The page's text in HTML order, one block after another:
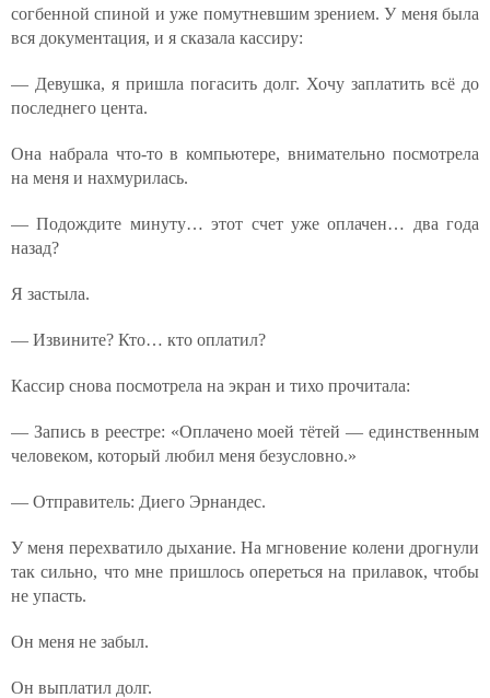
согбенной спиной и уже помутневшим зрением. У меня была
вся документация, и я сказала кассиру:
— Девушка, я пришла погасить долг. Хочу заплатить всё до
последнего цента.
Она набрала что-то в компьютере, внимательно посмотрела
на меня и нахмурилась.
— Подождите минуту… этот счет уже оплачен… два года
назад?
Я застыла.
— Извините? Кто… кто оплатил?
Кассир снова посмотрела на экран и тихо прочитала:
— Запись в реестре: «Оплачено моей тётей — единственным
человеком, который любил меня безусловно.»
— Отправитель: Диего Эрнандес.
У меня перехватило дыхание. На мгновение колени дрогнули
так сильно, что мне пришлось опереться на прилавок, чтобы
не упасть.
Он меня не забыл.
Он выплатил долг.